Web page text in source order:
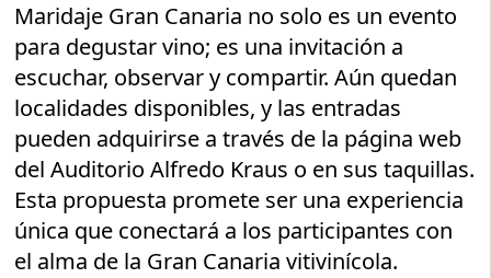
Maridaje Gran Canaria no solo es un evento
para degustar vino; es una invitación a
escuchar, observar y compartir. Aún quedan
localidades disponibles, y las entradas
pueden adquirirse a través de la página web
del Auditorio Alfredo Kraus o en sus taquillas.
Esta propuesta promete ser una experiencia
única que conectará a los participantes con
el alma de la Gran Canaria vitivinícola.